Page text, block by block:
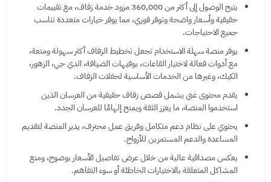
يتيح الوصول إلى أكثر من 360,000 مزود خدمة زفاف، مع تقييمات
حقيقية وأسعار واضحة وتوفر فوري، مما يوفر خيارات متعددة تناسب
جميع الاحتياجات.
يوفر منصة سهلة الاستخدام تجعل تخطيط الزفاف أكثر سهولة ومتعة،
مع أدوات فعالة لاختيار القاعات، بوفيهات الضيافة، الدي جي، الزهور،
الكيك، وغيرها من الخدمات الأساسية لحفلات الزفاف.
يقدم محتوى غني يشمل قصص زفاف حقيقية من العرسان الذين
استخدموا المنصة، ما يعزز الثقة ويمنح إلهامًا للعرسان الجدد.
يحتوي على نظام دعم متكامل وفريق عمل محترف، يدير المنصة لتقديم
المساعدة والدعم المستمرين للأزواج.
يعكس مصداقية عالية من خلال عرض تفاصيل الأسعار بوضوح، ومنع
المشاكل المتعلقة بالاختيارات الخاطئة أو سوء التفاهم.